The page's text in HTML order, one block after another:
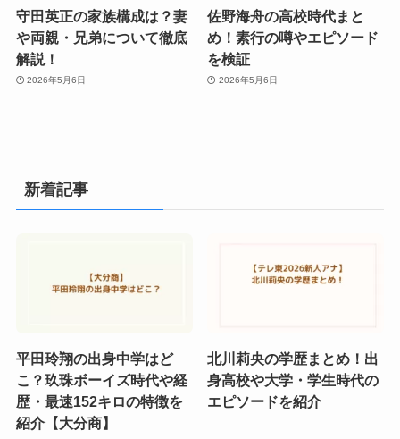
守田英正の家族構成は？妻
や両親・兄弟について徹底
解説！
2026年5月6日
佐野海舟の高校時代まと
め！素行の噂やエピソード
を検証
2026年5月6日
新着記事
平田玲翔の出身中学はど
こ？玖珠ボーイズ時代や経
歴・最速152キロの特徴を
紹介【大分商】
北川莉央の学歴まとめ！出
身高校や大学・学生時代の
エピソードを紹介